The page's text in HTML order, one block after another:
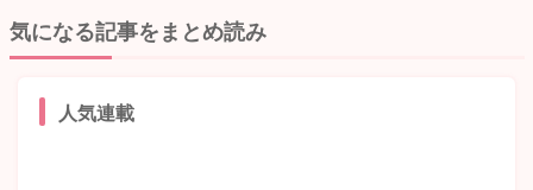
気になる記事をまとめ読み
人気連載